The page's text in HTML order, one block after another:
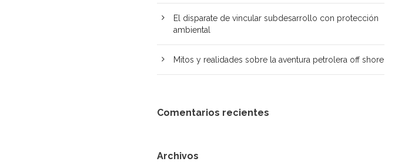
El disparate de vincular subdesarrollo con protección
ambiental
Mitos y realidades sobre la aventura petrolera off shore
Comentarios recientes
Archivos